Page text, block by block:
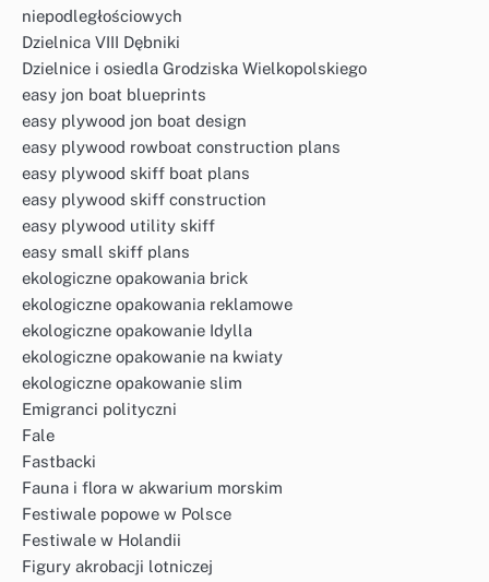
niepodległościowych
Dzielnica VIII Dębniki
Dzielnice i osiedla Grodziska Wielkopolskiego
easy jon boat blueprints
easy plywood jon boat design
easy plywood rowboat construction plans
easy plywood skiff boat plans
easy plywood skiff construction
easy plywood utility skiff
easy small skiff plans
ekologiczne opakowania brick
ekologiczne opakowania reklamowe
ekologiczne opakowanie Idylla
ekologiczne opakowanie na kwiaty
ekologiczne opakowanie slim
Emigranci polityczni
Fale
Fastbacki
Fauna i flora w akwarium morskim
Festiwale popowe w Polsce
Festiwale w Holandii
Figury akrobacji lotniczej